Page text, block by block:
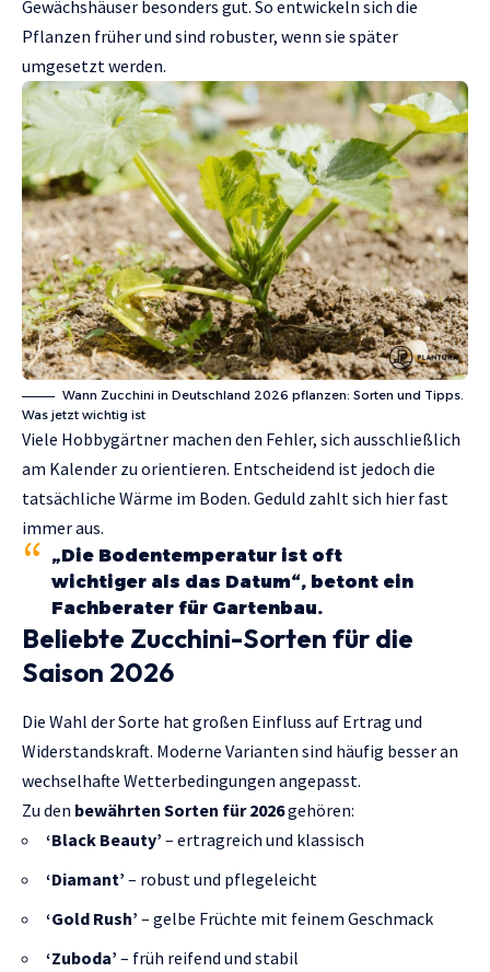
Gewächshäuser besonders gut. So entwickeln sich die
Pflanzen früher und sind robuster, wenn sie später
umgesetzt werden.
Wann Zucchini in Deutschland 2026 pflanzen: Sorten und Tipps.
Was jetzt wichtig ist
Viele Hobbygärtner machen den Fehler, sich ausschließlich
am Kalender zu orientieren. Entscheidend ist jedoch die
tatsächliche Wärme im Boden. Geduld zahlt sich hier fast
immer aus.
„Die Bodentemperatur ist oft
wichtiger als das Datum“, betont ein
Fachberater für Gartenbau.
Beliebte Zucchini-Sorten für die
Saison 2026
Die Wahl der Sorte hat großen Einfluss auf Ertrag und
Widerstandskraft. Moderne Varianten sind häufig besser an
wechselhafte Wetterbedingungen angepasst.
Zu den bewährten Sorten für 2026gehören:
‘Black Beauty’ – ertragreich und klassisch
‘Diamant’ – robust und pflegeleicht
‘Gold Rush’ – gelbe Früchte mit feinem Geschmack
‘Zuboda’ – früh reifend und stabil